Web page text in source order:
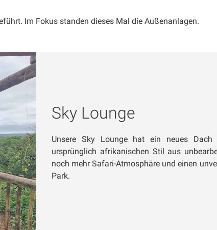
Im Fokus standen dieses Mal die Außenanlagen.
Sky Lounge
Unsere Sky Lounge hat ein neues
ursprünglich afrikanischen Stil aus
noch mehr Safari-Atmosphäre und einen
Park.